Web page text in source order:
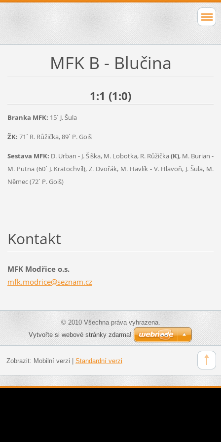
MFK B - Blučina
1:1 (1:0)
Branka MFK: 15´ J. Šula
ŽK: 71´ R. Růžička, 89´ P. Goiš
Sestava MFK: D. Urban - J. Šiška, M. Lobotka, R. Růžička(K), M. Burian -
M. Putna (60´ J. Kratochvíl), Z. Dvořák, M. Havlík - V. Hlavoň, J. Šula, M.
Němec (72´ P. Goiš)
Kontakt
MFK Modřice o.s.
mfk.modrice@seznam.cz
© 2010 Všechna práva vyhrazena.
Vytvořte si webové stránky zdarma!
Zobrazit: Mobilní verzi | Standardní verzi